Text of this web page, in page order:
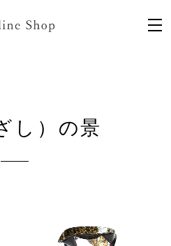
し）の景